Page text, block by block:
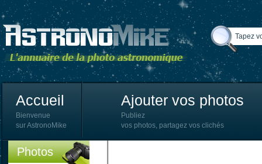
Accueil
Bienvenue
sur AstronoMike
Ajouter vos photos
Publiez
vos photos, partagez vos clichés
Photos